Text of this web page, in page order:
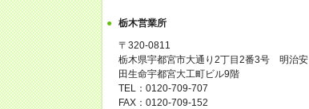
栃木営業所
〒320-0811
栃木県宇都宮市大通り2丁目2番3号 明治安
田生命宇都宮大工町ビル9階
TEL：0120-709-707
FAX：0120-709-152